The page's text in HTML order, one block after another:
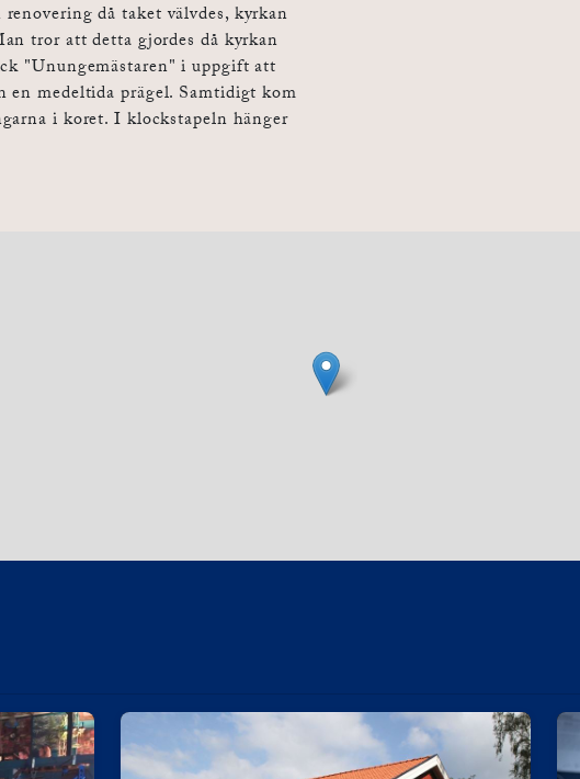
då taket välvdes, kyrkan
tror att detta gjordes då kyrkan
"Unungemästaren" i uppgift att
en medeltida prägel. Samtidigt kom
i koret. I klockstapeln hänger